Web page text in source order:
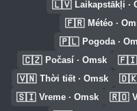
🇱🇻 Laikapstākļi ·
🇫🇷 Météo ·
🇵🇱 Pogoda ·
🇨🇿 Počasí · Omsk 🇫🇮
🇻🇳 Thời tiết · Omsk
🇸🇮 Vreme · Omsk 🇷🇴